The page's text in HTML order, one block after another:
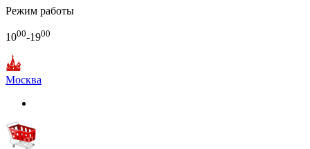
Режим работы
1000-1900
Москва